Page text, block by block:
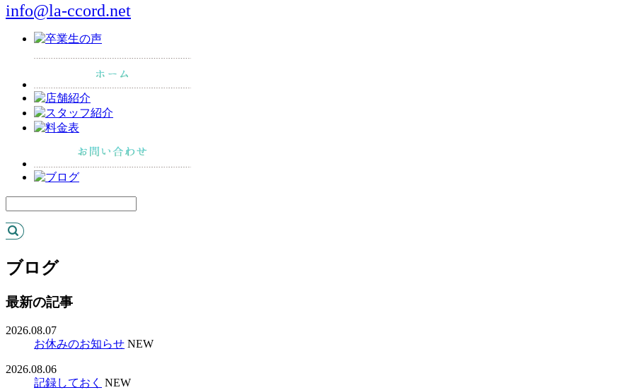
info@la-ccord.net
ブログ
最新の記事
2026.08.07
お休みのお知らせ NEW
2026.08.06
記録しておく NEW